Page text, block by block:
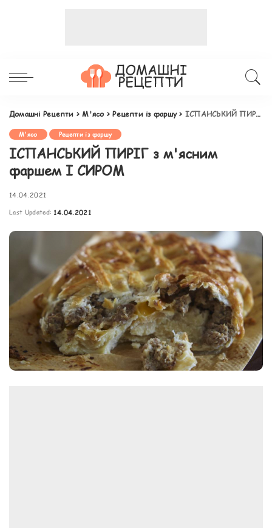
Домашні Рецепти >М'ясо>Рецепти із фаршу> ІСПАНСЬКИЙ ПИРІГ з м'ясним фаршем І СИРОМ
М'ясо Рецепти із фаршу
ІСПАНСЬКИЙ ПИРІГ з м'ясним
фаршем І СИРОМ
14.04.2021
Last Updated: 14.04.2021